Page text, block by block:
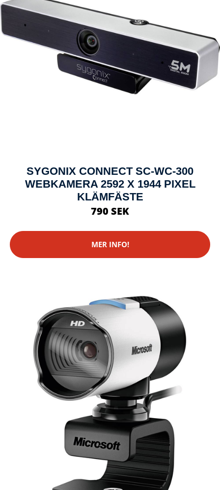
SYGONIX CONNECT SC-WC-300
WEBKAMERA 2592 X 1944 PIXEL
KLÄMFÄSTE
790 SEK
MER INFO!